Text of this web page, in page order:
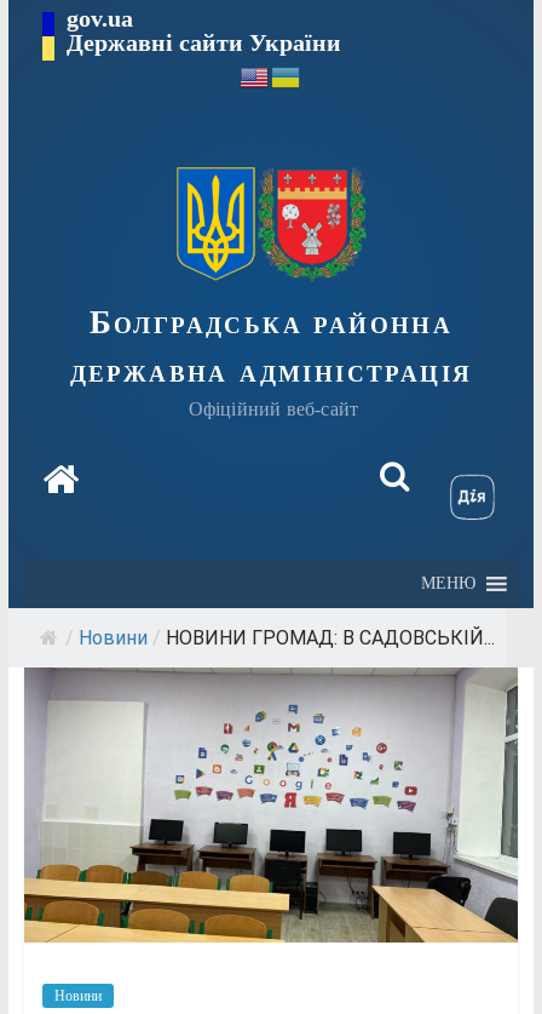
Перейтиgov.ua
Державні сайти України
Болградська районна
державна адміністрація
Офіційний веб-сайт
МЕНЮ
/ Новини / НОВИНИ ГРОМАД: В САДОВСЬКІЙ...
Новини